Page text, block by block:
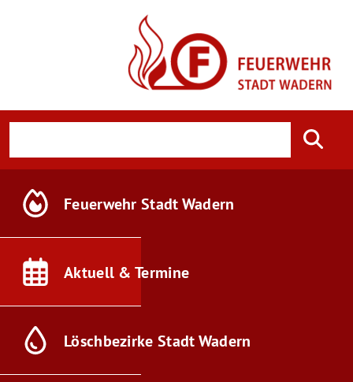
Feuerwehr Stadt Wadern
Aktuell & Termine
Löschbezirke Stadt Wadern